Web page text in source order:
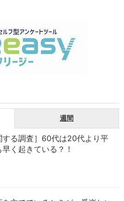
週間
する調査］60代は20代より平
く起きている？！